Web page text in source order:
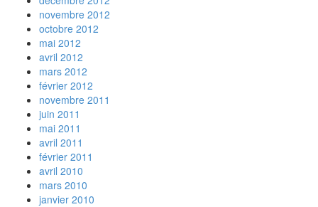
novembre 2012
octobre 2012
mai 2012
avril 2012
mars 2012
février 2012
novembre 2011
juin 2011
mai 2011
avril 2011
février 2011
avril 2010
mars 2010
janvier 2010